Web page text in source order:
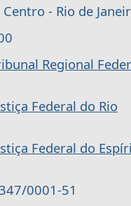
- Rio de
Regional
Federal do Rio
Federal do
0001-51